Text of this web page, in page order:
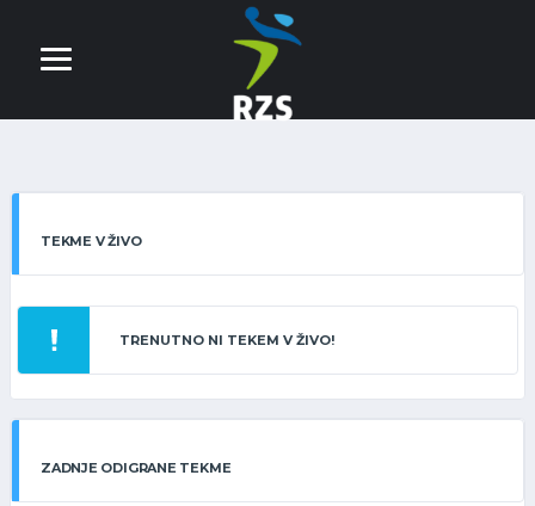
TEKME V ŽIVO
TRENUTNO NI TEKEM V ŽIVO!
ZADNJE ODIGRANE TEKME